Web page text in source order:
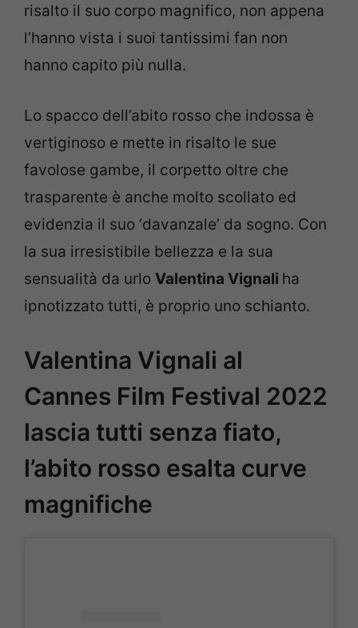
risalto il suo corpo magnifico, non appena
l’hanno vista i suoi tantissimi fan non
hanno capito più nulla.
Lo spacco dell’abito rosso che indossa è
vertiginoso e mette in risalto le sue
favolose gambe, il corpetto oltre che
trasparente è anche molto scollato ed
evidenzia il suo ‘davanzale’ da sogno. Con
la sua irresistibile bellezza e la sua
sensualità da urlo Valentina Vignali ha
ipnotizzato tutti, è proprio uno schianto.
Valentina Vignali al
Cannes Film Festival 2022
lascia tutti senza fiato,
l’abito rosso esalta curve
magnifiche